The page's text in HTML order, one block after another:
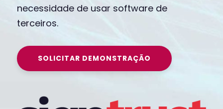
necessidade de usar software de
terceiros.
SOLICITAR DEMONSTRAÇÃO